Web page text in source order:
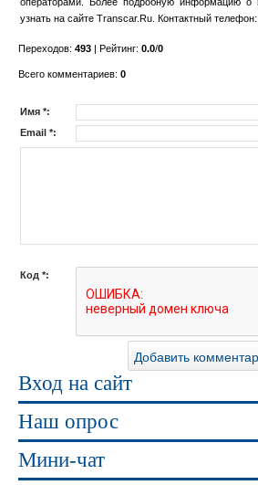
узнать на сайте Transcar.Ru. Контактный
Переходов: 493| Рейтинг: 0.0/0
Всего комментариев: 0
Имя *:
Email *:
Код *:
Вход на сайт
Наш опрос
Мини-чат